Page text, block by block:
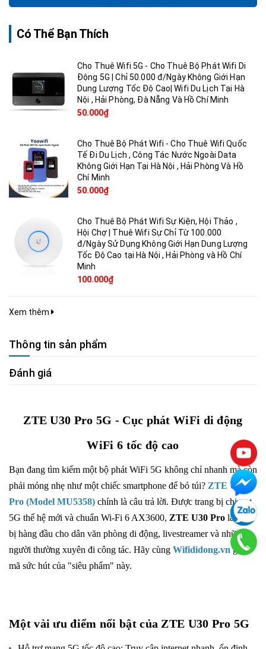
Có Thể Bạn Thích
Cho Thuê Wifi 5G - Cho Thuê Bộ Phát Wifi Di
Động 5G | Chỉ 50.000 đ/Ngày Không Giới Hạn
Dung Lượng Tốc Độ Cao| Wifi Du Lịch Tại Hà
Nội , Hải Phòng, Đà Nẵng Và Hồ Chí Minh
50.000₫
Cho Thuê Bộ Phát Wifi - Cho Thuê Wifi Quốc
Tế Đi Du Lịch , Công Tác Nước Ngoài Data
Không Giới Hạn Tại Hà Nội , Hải Phòng Và Hồ
Chí Minh
50.000₫
Cho Thuê Bộ Phát Wifi Sự Kiện, Hội Thảo ,
Hội Chợ | Thuê Wifi Sự Chỉ Từ 100.000
đ/Ngày Sử Dụng Không Giới Hạn Dung Lượng
Tốc Độ Cao tại Hà Nội , Hải Phòng và Hồ Chí
Minh
100.000₫
Xem thêm
Thông tin sản phẩm
Đánh giá
ZTE U30 Pro 5G - Cục phát WiFi di động
WiFi 6 tốc độ cao
Bạn đang tìm kiếm một bộ phát WiFi 5G không chỉ nhanh mà còn
phải mỏng nhẹ như một chiếc smartphone để bỏ túi? ZTE U30
Pro (Model MU5358) chính là câu trả lời. Được trang bị chipset
5G thế hệ mới và chuẩn Wi-Fi 6 AX3600, ZTE U30 Pro là thiết
bị hàng đầu cho dân văn phòng di động, livestreamer và những
người thường xuyên đi công tác. Hãy cùng Wifididong.vngiải
mã sức hút của "siêu phẩm" này.
Một vài ưu điểm nổi bật của ZTE U30 Pro 5G